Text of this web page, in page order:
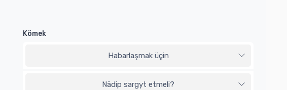
Kömek
Habarlaşmak üçin
Nädip sargyt etmeli?